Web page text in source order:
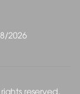
2026
reserved.